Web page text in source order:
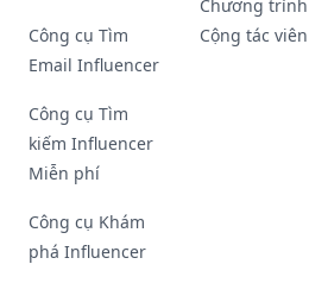
Công cụ Tìm
Email Influencer
Công cụ Tìm
kiếm Influencer
Miễn phí
Công cụ Khám
phá Influencer
Chương trình
Cộng tác viên